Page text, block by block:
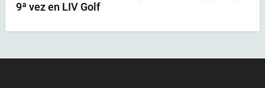
9ª vez en LIV Golf